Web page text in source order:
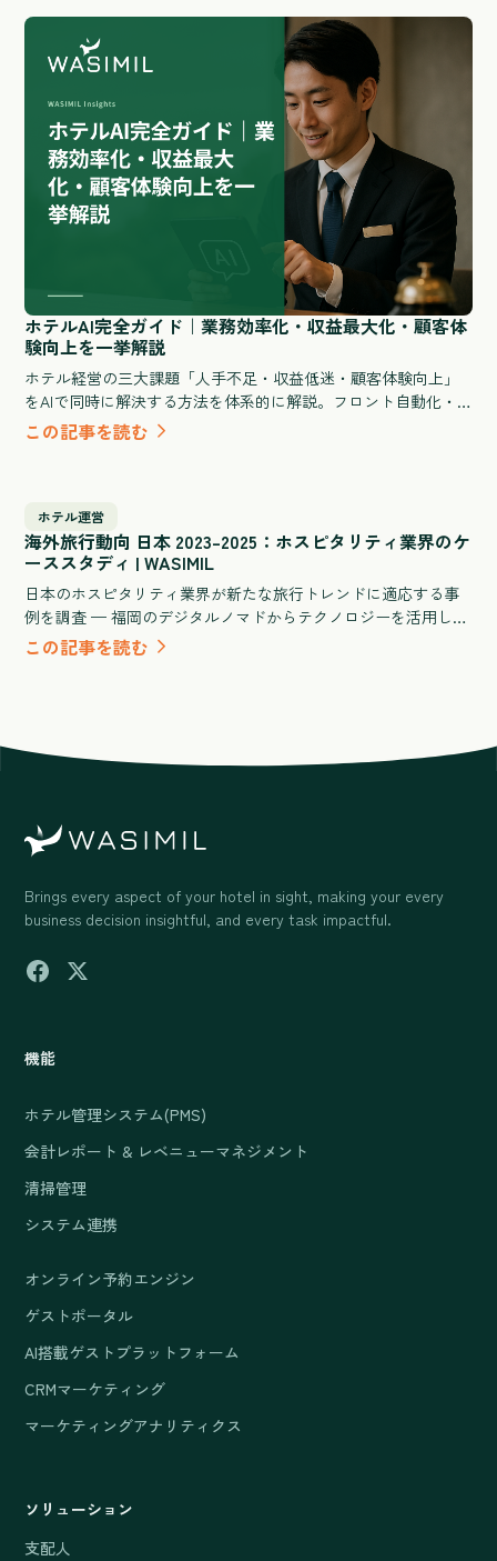
入費用と期間の目安まで、GMが比較検討に必要な情報をすべて
解説します。
ホテルAI完全ガイド｜業務効率化・収益最大化・顧客体
験向上を一挙解説
ホテル経営の三大課題「人手不足・収益低迷・顧客体験向上」
をAIで同時に解決する方法を体系的に解説。フロント自動化・
需要予測・清掃シフト最適化など業務別の活用シナリオと、旅
この記事を読む
ホテル運営
海外旅行動向 日本 2023–2025：ホスピタリティ業界のケ
ーススタディ | WASIMIL
日本のホスピタリティ業界が新たな旅行トレンドに適応する事
例を調査 — 福岡のデジタルノマドからテクノロジーを活用した
旅館体験まで。
この記事を読む
Brings every aspect of your hotel in sight, making your every
business decision insightful, and every task impactful.
機能
ホテル管理システム(PMS)
会計レポート & レベニューマネジメント
清掃管理
システム連携
オンライン予約エンジン
ゲストポータル
AI搭載ゲストプラットフォーム
CRMマーケティング
マーケティングアナリティクス
ソリューション
支配人